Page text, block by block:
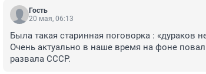
Гость
20 мая, 06:13
Была такая старинная поговорка : «дураков
Очень актуально в наше время на фоне
развала СССР.